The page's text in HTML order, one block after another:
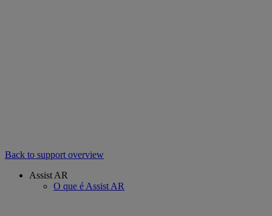
Back to support overview
Assist AR
O que é Assist AR